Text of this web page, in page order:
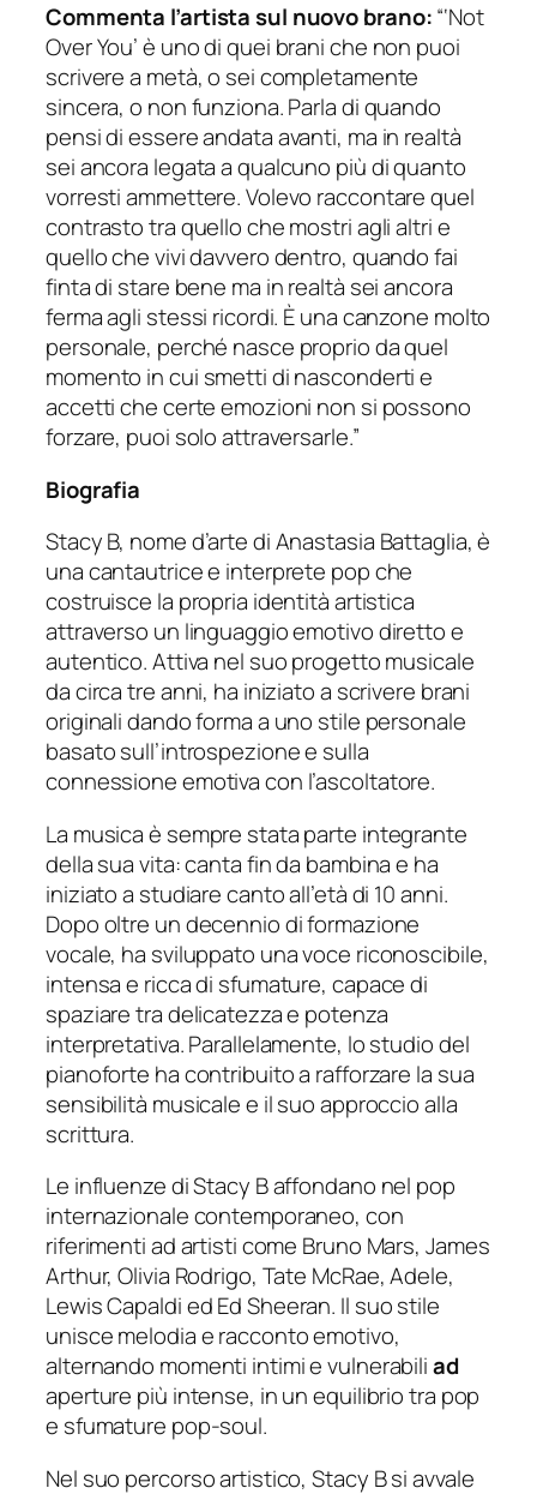
Commenta l’artista sul nuovo brano:“‘Not
Over You’ è uno di quei brani che non puoi
scrivere a metà, o sei completamente
sincera, o non funziona. Parla di quando
pensi di essere andata avanti, ma in realtà
sei ancora legata a qualcuno più di quanto
vorresti ammettere. Volevo raccontare quel
contrasto tra quello che mostri agli altri e
quello che vivi davvero dentro, quando fai
finta di stare bene ma in realtà sei ancora
ferma agli stessi ricordi. È una canzone molto
personale, perché nasce proprio da quel
momento in cui smetti di nasconderti e
accetti che certe emozioni non si possono
forzare, puoi solo attraversarle.”
Biografia
Stacy B, nome d’arte di Anastasia Battaglia, è
una cantautrice e interprete pop che
costruisce la propria identità artistica
attraverso un linguaggio emotivo diretto e
autentico. Attiva nel suo progetto musicale
da circa tre anni, ha iniziato a scrivere brani
originali dando forma a uno stile personale
basato sull’introspezione e sulla
connessione emotiva con l’ascoltatore.
La musica è sempre stata parte integrante
della sua vita: canta fin da bambina e ha
iniziato a studiare canto all’età di 10 anni.
Dopo oltre un decennio di formazione
vocale, ha sviluppato una voce riconoscibile,
intensa e ricca di sfumature, capace di
spaziare tra delicatezza e potenza
interpretativa. Parallelamente, lo studio del
pianoforte ha contribuito a rafforzare la sua
sensibilità musicale e il suo approccio alla
scrittura.
Le influenze di Stacy B affondano nel pop
internazionale contemporaneo, con
riferimenti ad artisti come Bruno Mars, James
Arthur, Olivia Rodrigo, Tate McRae, Adele,
Lewis Capaldi ed Ed Sheeran. Il suo stile
unisce melodia e racconto emotivo,
alternando momenti intimi e vulnerabiliad
aperture più intense, in un equilibrio tra pop
e sfumature pop-soul.
Nel suo percorso artistico, Stacy B si avvale